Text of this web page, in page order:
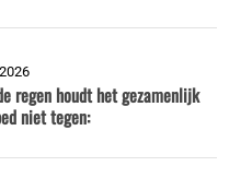
regen houdt het gezamenlijk
niet tegen: